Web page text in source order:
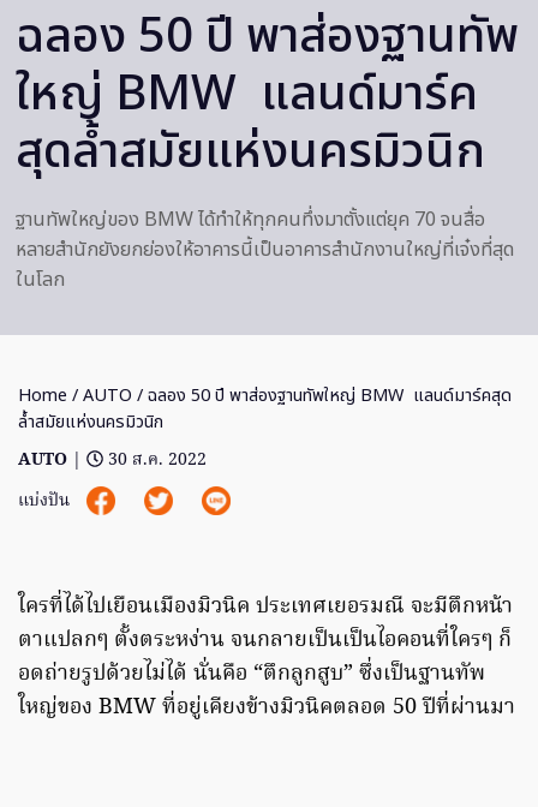
ฉลอง 50 ปี พาส่องฐานทัพ
ใหญ่ BMW แลนด์มาร์ค
สุดล้ำสมัยแห่งนครมิวนิก
ฐานทัพใหญ่ของ BMW ได้ทำให้ทุกคนทึ่งมาตั้งแต่ยุค 70 จนสื่อ
หลายสำนักยังยกย่องให้อาคารนี้เป็นอาคารสำนักงานใหญ่ที่เจ๋งที่สุด
ในโลก
Home /AUTO / ฉลอง 50 ปี พาส่องฐานทัพใหญ่ BMW แลนด์มาร์คสุด
ล้ำสมัยแห่งนครมิวนิก
AUTO |
30 ส.ค. 2022
แบ่งปัน
ใครที่ได้ไปเยือนเมืองมิวนิค ประเทศเยอรมณี จะมีตึกหน้า
ตาแปลกๆ ตั้งตระหง่าน จนกลายเป็นเป็นไอคอนที่ใครๆ ก็
อดถ่ายรูปด้วยไม่ได้ นั่นคือ “ตึกลูกสูบ” ซึ่งเป็นฐานทัพ
ใหญ่ของ BMW ที่อยู่เคียงข้างมิวนิคตลอด 50 ปีที่ผ่านมา